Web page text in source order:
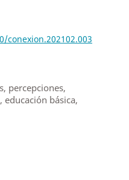
conexion.202102.003
percepciones,
educación básica,